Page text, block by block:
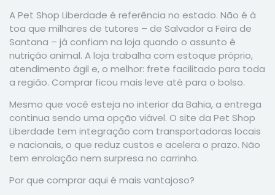
A Pet Shop Liberdade é referência no estado. Não é à
toa que milhares de tutores – de Salvador a Feira de
Santana – já confiam na loja quando o assunto é
nutrição animal. A loja trabalha com estoque próprio,
atendimento ágil e, o melhor: frete facilitado para toda
a região. Comprar ficou mais leve até para o bolso.
Mesmo que você esteja no interior da Bahia, a entrega
continua sendo uma opção viável. O site da Pet Shop
Liberdade tem integração com transportadoras locais
e nacionais, o que reduz custos e acelera o prazo. Não
tem enrolação nem surpresa no carrinho.
Por que comprar aqui é mais vantajoso?